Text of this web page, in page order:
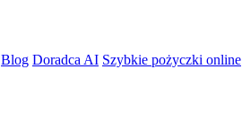
Blog Doradca AI Szybkie pożyczki online